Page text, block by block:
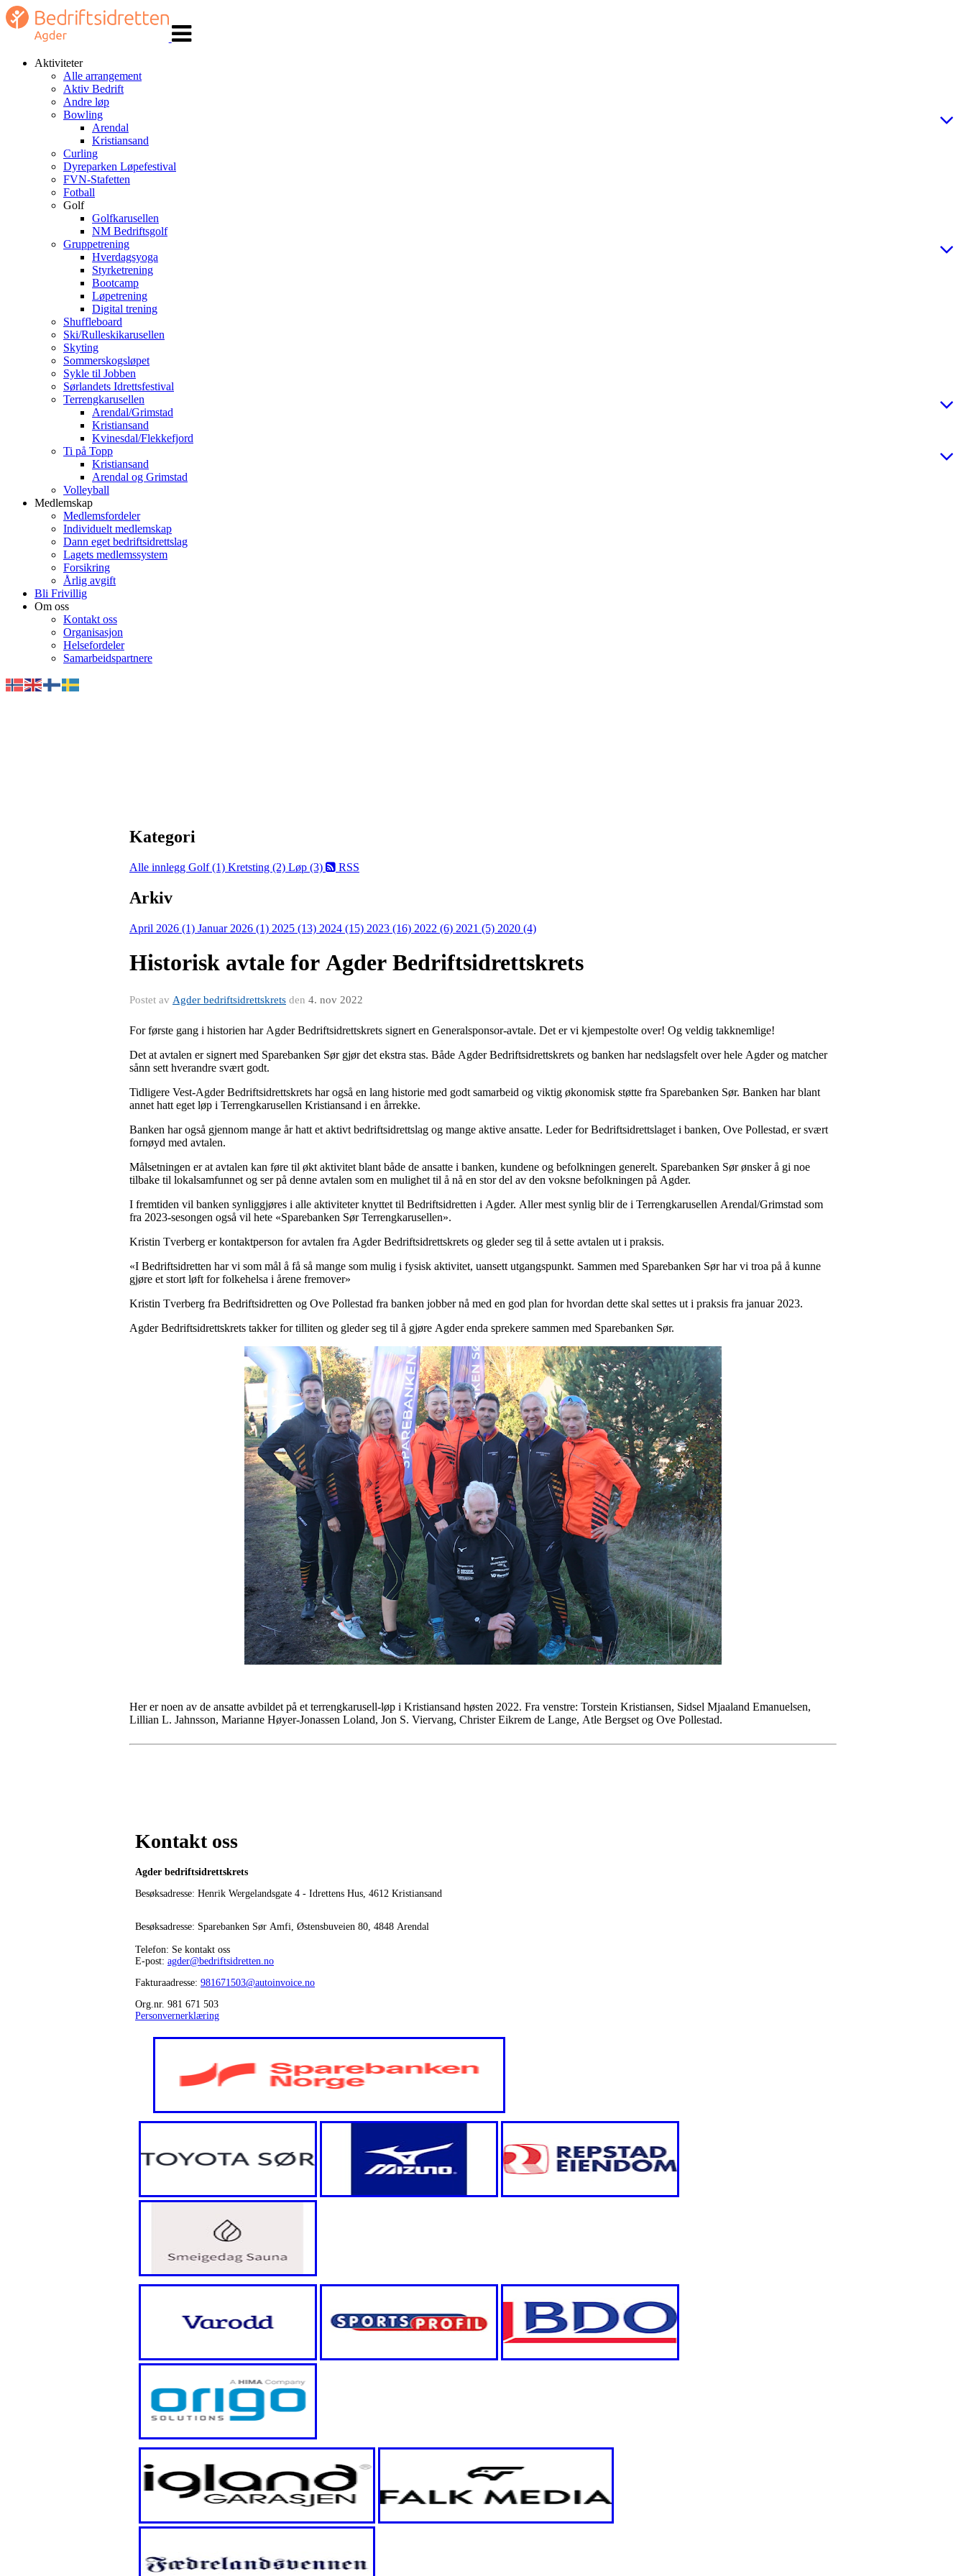
navigasjon
Aktiviteter
Alle arrangement
Aktiv Bedrift
Andre løp
Bowling
Arendal
Kristiansand
Curling
Dyreparken Løpefestival
FVN-Stafetten
Fotball
Golf
Golfkarusellen
NM Bedriftsgolf
Gruppetrening
Hverdagsyoga
Styrketrening
Bootcamp
Løpetrening
Digital trening
Shuffleboard
Ski/Rulleskikarusellen
Skyting
Sommerskogsløpet
Sykle til Jobben
Sørlandets Idrettsfestival
Terrengkarusellen
Arendal/Grimstad
Kristiansand
Kvinesdal/Flekkefjord
Ti på Topp
Kristiansand
Arendal og Grimstad
Volleyball
Medlemskap
Medlemsfordeler
Individuelt medlemskap
Dann eget bedriftsidrettslag
Lagets medlemssystem
Forsikring
Årlig avgift
Bli Frivillig
Om oss
Kontakt oss
Organisasjon
Helsefordeler
Samarbeidspartnere
Kategori
Alle innlegg Golf (1) Kretsting (2) Løp (3) RSS
Arkiv
April 2026 (1) Januar 2026 (1) 2025 (13) 2024 (15) 2023 (16) 2022 (6) 2021 (5) 2020 (4)
Historisk avtale for Agder Bedriftsidrettskrets
Postet av Agder bedriftsidrettskrets den 4. nov 2022
For første gang i historien har Agder Bedriftsidrettskrets signert en Generalsponsor-avtale. Det er vi kjempestolte over! Og veldig takknemlige!
Det at avtalen er signert med Sparebanken Sør gjør det ekstra stas. Både Agder Bedriftsidrettskrets og banken har nedslagsfelt over hele Agder og matcher
sånn sett hverandre svært godt.
Tidligere Vest-Agder Bedriftsidrettskrets har også en lang historie med godt samarbeid og viktig økonomisk støtte fra Sparebanken Sør. Banken har blant
annet hatt eget løp i Terrengkarusellen Kristiansand i en årrekke.
Banken har også gjennom mange år hatt et aktivt bedriftsidrettslag og mange aktive ansatte. Leder for Bedriftsidrettslaget i banken, Ove Pollestad, er svært
fornøyd med avtalen.
Målsetningen er at avtalen kan føre til økt aktivitet blant både de ansatte i banken, kundene og befolkningen generelt. Sparebanken Sør ønsker å gi noe
tilbake til lokalsamfunnet og ser på denne avtalen som en mulighet til å nå en stor del av den voksne befolkningen på Agder.
I fremtiden vil banken synliggjøres i alle aktiviteter knyttet til Bedriftsidretten i Agder. Aller mest synlig blir de i Terrengkarusellen Arendal/Grimstad som
fra 2023-sesongen også vil hete «Sparebanken Sør Terrengkarusellen».
Kristin Tverberg er kontaktperson for avtalen fra Agder Bedriftsidrettskrets og gleder seg til å sette avtalen ut i praksis.
«I Bedriftsidretten har vi som mål å få så mange som mulig i fysisk aktivitet, uansett utgangspunkt. Sammen med Sparebanken Sør har vi troa på å kunne
gjøre et stort løft for folkehelsa i årene fremover»
Kristin Tverberg fra Bedriftsidretten og Ove Pollestad fra banken jobber nå med en god plan for hvordan dette skal settes ut i praksis fra januar 2023.
Agder Bedriftsidrettskrets takker for tilliten og gleder seg til å gjøre Agder enda sprekere sammen med Sparebanken Sør.
Her er noen av de ansatte avbildet på et terrengkarusell-løp i Kristiansand høsten 2022. Fra venstre: Torstein Kristiansen, Sidsel Mjaaland Emanuelsen,
Lillian L. Jahnsson, Marianne Høyer-Jonassen Loland, Jon S. Viervang, Christer Eikrem de Lange, Atle Bergset og Ove Pollestad.
Kontakt oss
Agder bedriftsidrettskrets
Besøksadresse: Henrik Wergelandsgate 4 - Idrettens Hus, 4612 Kristiansand
Besøksadresse: Sparebanken Sør Amfi, Østensbuveien 80, 4848 Arendal
Telefon: Se kontakt oss
E-post: agder@bedriftsidretten.no
Fakturaadresse: 981671503@autoinvoice.no
Org.nr. 981 671 503
Personvernerklæring